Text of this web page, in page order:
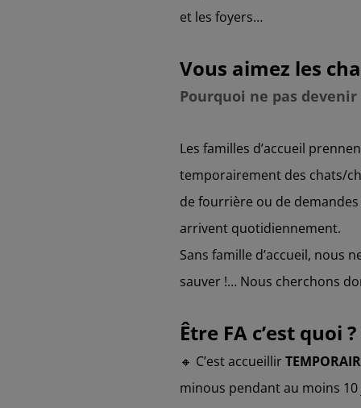
et les foyers…
Vous aimez les
Pourquoi ne pas
Les familles d’accueil
temporairement des chats/
de fourrière ou de
arrivent quotidiennement.
Sans famille d’accueil, nous
sauver !… Nous cherchons
Être FA c’est quoi ?
🔸 C’est accueillir
minous pendant au moins